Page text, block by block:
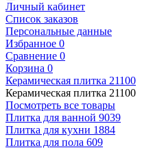
Личный кабинет
Список заказов
Персональные данные
Избранное 0
Сравнение 0
Корзина 0
Керамическая плитка 21100
Керамическая плитка 21100
Посмотреть все товары
Плитка для ванной 9039
Плитка для кухни 1884
Плитка для пола 609